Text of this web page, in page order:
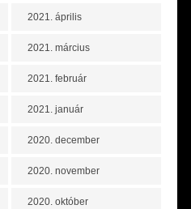
2021. április
2021. március
2021. február
2021. január
2020. december
2020. november
2020. október